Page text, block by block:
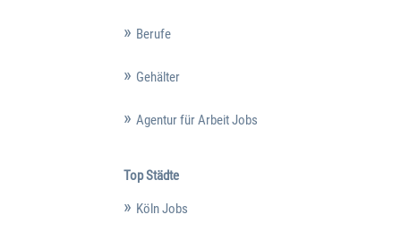
Berufe
Gehälter
Agentur für Arbeit Jobs
Top Städte
Köln Jobs